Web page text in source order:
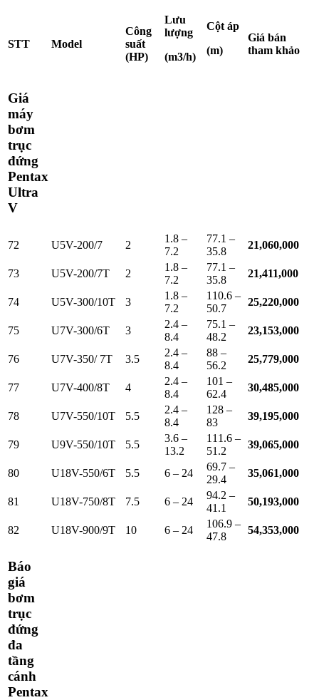
STT Model
Công
suất
(HP)
Lưu
lượng
(m3/h)
Cột áp
(m)
Giá bán
tham khảo
Giá
máy
bơm
trục
đứng
Pentax
Ultra
V
72 U5V-200/7 2
1.8 –
7.2
77.1 –
35.8
21,060,000
73 U5V-200/7T 2
1.8 –
7.2
77.1 –
35.8
21,411,000
74 U5V-300/10T 3
1.8 –
7.2
110.6 –
50.7
25,220,000
75 U7V-300/6T 3
2.4 –
8.4
75.1 –
48.2
23,153,000
76 U7V-350/ 7T 3.5
2.4 –
8.4
88 –
56.2
25,779,000
77 U7V-400/8T 4
2.4 –
8.4
101 –
62.4
30,485,000
78 U7V-550/10T 5.5
2.4 –
8.4
128 –
83
39,195,000
79 U9V-550/10T 5.5
3.6 –
13.2
111.6 –
51.2
39,065,000
80 U18V-550/6T 5.5 6 – 24
69.7 –
29.4
35,061,000
81 U18V-750/8T 7.5 6 – 24
94.2 –
41.1
50,193,000
82 U18V-900/9T 10 6 – 24
106.9 –
47.8
54,353,000
Báo
giá
bơm
trục
đứng
đa
tầng
cánh
Pentax